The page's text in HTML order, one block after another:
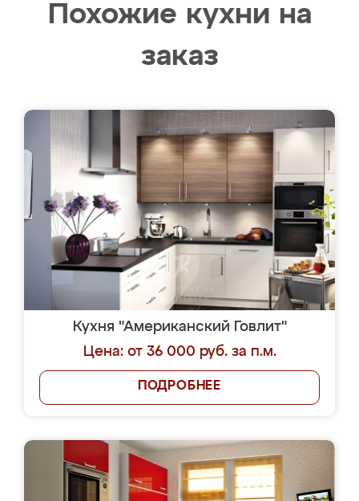
Похожие кухни на
заказ
Кухня "Американский Говлит"
Цена: от 36 000 руб. за п.м.
ПОДРОБНЕЕ